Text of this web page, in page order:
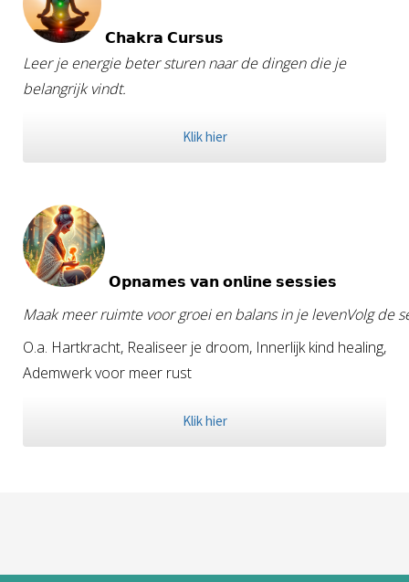
𝗖𝗵𝗮𝗸𝗿𝗮 𝗖𝘂𝗿𝘀𝘂𝘀
Leer je energie beter sturen naar de dingen die je
belangrijk vindt.
Klik hier
𝗢𝗽𝗻𝗮𝗺𝗲𝘀 𝘃𝗮𝗻 𝗼𝗻𝗹𝗶𝗻𝗲 𝘀𝗲𝘀𝘀𝗶𝗲𝘀
Maak meer ruimte voor groei en balans in je levenVolg de
O.a. Hartkracht, Realiseer je droom, Innerlijk kind healing,
Ademwerk voor meer rust
Klik hier